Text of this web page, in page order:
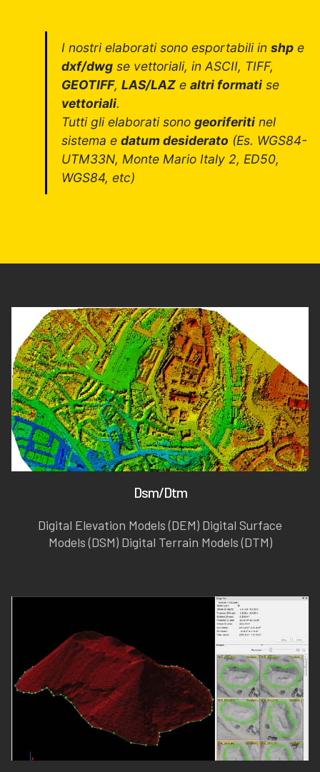
I nostri elaborati sono esportabili in shp e
dxf/dwg se vettoriali, in ASCII, TIFF,
GEOTIFF, LAS/LAZ e altri formati se
vettoriali.
Tutti gli elaborati sono georiferiti nel
sistema e datum desiderato (Es. WGS84-
UTM33N, Monte Mario Italy 2, ED50,
WGS84, etc)
Dsm/Dtm
Digital Elevation Models (DEM) Digital Surface
Models (DSM) Digital Terrain Models (DTM)